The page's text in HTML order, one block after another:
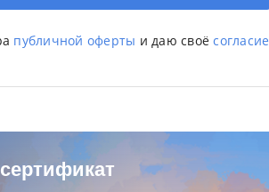
публичной оферты и даю своёсогласие